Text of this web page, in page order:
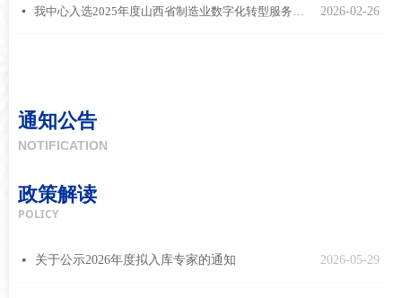
2026-02-26
넷 我中心入选2025年度山西省制造业数字化转型服务商资源池名单
通知公告
NOTIFICATION
2026-05-29
넷 关于公示2026年度拟入库专家的通知
政策解读
POLICY